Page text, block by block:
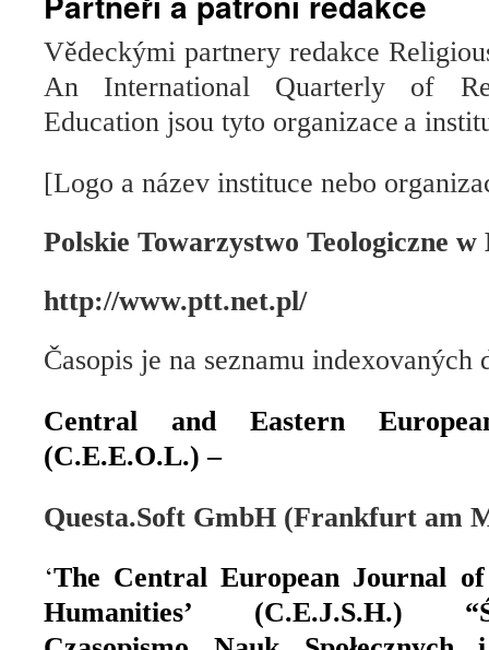
Vědeckými partnery redakce
An International Quarterly of
Education jsou tyto organizace a
[Logo a název instituce nebo
Polskie Towarzystwo Teologiczne
http://www.ptt.net.pl/
Časopis je na seznamu indexovaných
Central and Eastern
(C.E.E.O.L.) –
Questa.Soft GmbH (Frankfurt am
‘The Central European Journal of
Humanities’ (C.E.J.S.H.)